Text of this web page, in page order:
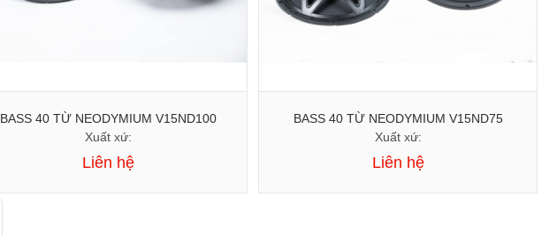
BASS 40 TỪ NEODYMIUM V15ND100
Xuất xứ:
Liên hệ
BASS 40 TỪ NEODYMIUM V15ND75
Xuất xứ:
Liên hệ